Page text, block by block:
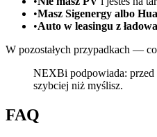
•Masz Sigenergy albo
•Auto w leasingu z
W pozostałych przypadkach —
NEXBi podpowiada: przed
szybciej niż myślisz.
FAQ